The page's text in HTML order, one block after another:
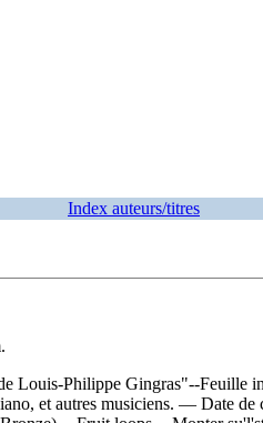
Index auteurs/titres
Philippe Gingras"--Feuille
et autres musiciens. — Date